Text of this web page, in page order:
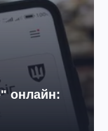
онлайн: